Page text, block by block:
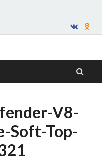
—
V8-
Soft-Top-